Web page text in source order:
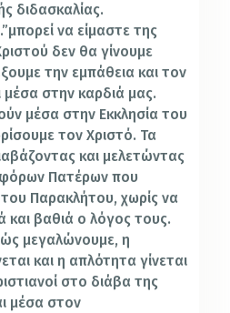
διδασκαλίας.
να είμαστε της
δεν θα γίνουμε
την εμπάθεια και τον
στην καρδιά μας.
μέσα στην Εκκλησία του
τον Χριστό. Τα
και μελετώντας
Πατέρων που
Παρακλήτου, χωρίς να
και βαθιά ο λόγος τους.
μεγαλώνουμε, η
και η απλότητα γίνεται
στο διάβα της
μέσα στον